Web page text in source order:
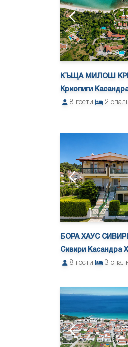
КЪЩА МИЛОШ
Криопиги
8 гости 2
БОРА ХАУС
Сивири Касандра
8 гости 3